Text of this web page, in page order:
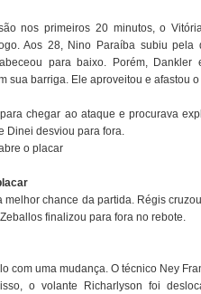
nos primeiros 20 minutos, o
Aos 28, Nino Paraíba subiu pela
para baixo. Porém, Dankler
sua barriga. Ele aproveitou e afastou
chegar ao ataque e procurava
Dinei desviou para fora.
o placar
melhor chance da partida. Régis
finalizou para fora no rebote.
com uma mudança. O técnico Ney
o volante Richarlyson foi